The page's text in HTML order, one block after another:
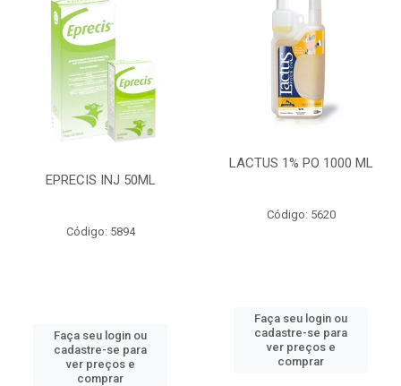
EPRECIS INJ 50ML
Código: 5894
Faça seu login ou
cadastre-se para
ver preços e
comprar
LACTUS 1% PO 1000 ML
Código: 5620
Faça seu login ou
cadastre-se para
ver preços e
comprar